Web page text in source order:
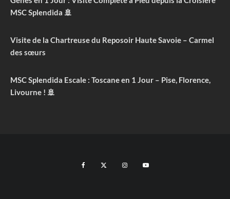
MSC Splendida 🚢
Visite de la Chartreuse du Reposoir Haute Savoie – Carmel
des sœurs
MSC Splendida Escale : Toscane en 1 Jour – Pise, Florence,
Livourne ! 🚢